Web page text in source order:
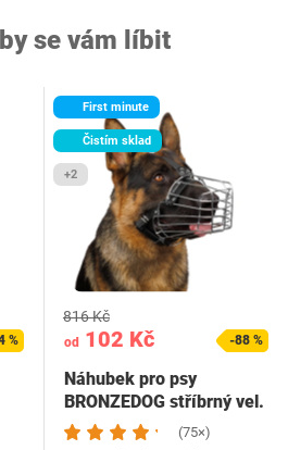
se vám líbit
%
First minute
Čistím sklad
+2
od 102 Kč
816 Kč
-88 %
Náhubek pro psy
BRONZEDOG stříbrný vel.
L
(75×)